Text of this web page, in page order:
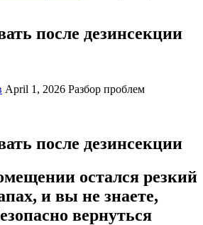
после дезинсекции
April 1, 2026 Разбор проблем
после дезинсекции
остался резкий
и вы не знаете,
вернуться